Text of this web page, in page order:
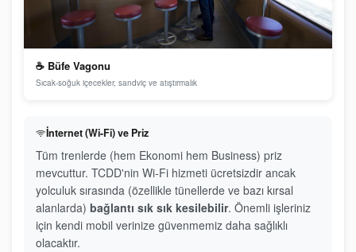
☕ Büfe Vagonu
Sıcak-soğuk içecekler, sandviç ve atıştırmalık
İnternet (Wi-Fi) ve Priz
Tüm trenlerde (hem Ekonomi hem Business) priz
mevcuttur. TCDD'nin Wi-Fi hizmeti ücretsizdir ancak
yolculuk sırasında (özellikle tünellerde ve bazı kırsal
alanlarda) bağlantı sık sık kesilebilir. Önemli işleriniz
için kendi mobil verinize güvenmemiz daha sağlıklı
olacaktır.